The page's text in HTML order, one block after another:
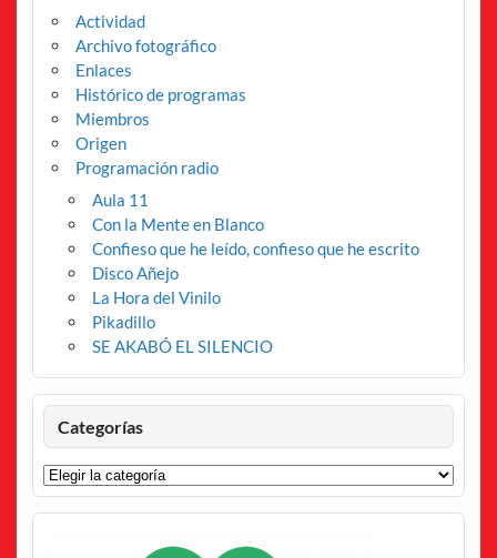
Actividad
Archivo fotográfico
Enlaces
Histórico de programas
Miembros
Origen
Programación radio
Aula 11
Con la Mente en Blanco
Confieso que he leído, confieso que he escrito
Disco Añejo
La Hora del Vinilo
Pikadillo
SE AKABÓ EL SILENCIO
Categorías
Categorías